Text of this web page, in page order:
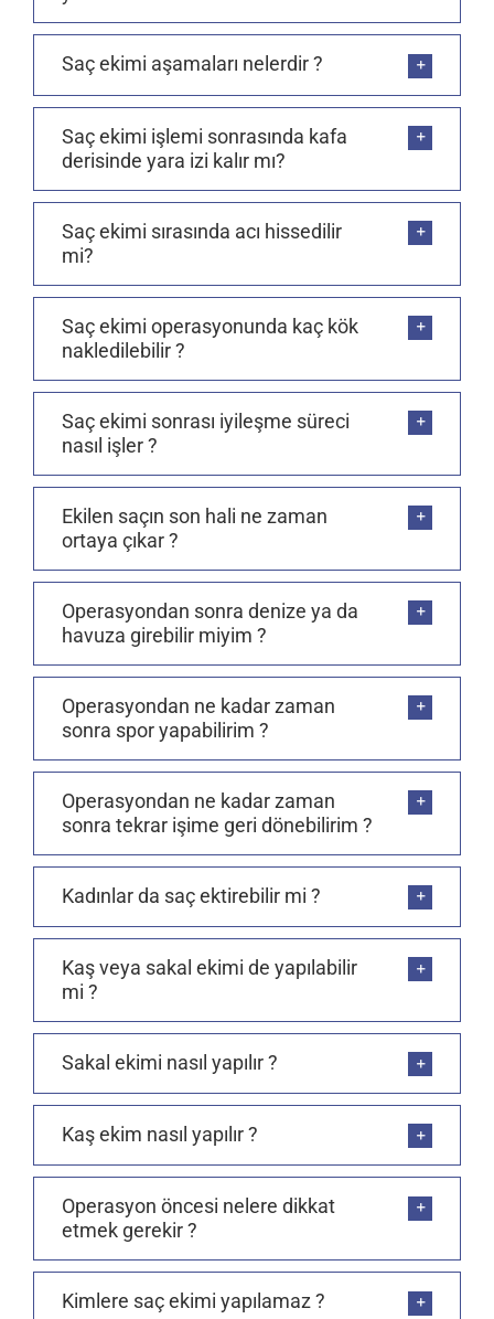
Saç ekimi aşamaları nelerdir ?
Saç ekimi işlemi sonrasında kafa
derisinde yara izi kalır mı?
Saç ekimi sırasında acı hissedilir
mi?
Saç ekimi operasyonunda kaç kök
nakledilebilir ?
Saç ekimi sonrası iyileşme süreci
nasıl işler ?
Ekilen saçın son hali ne zaman
ortaya çıkar ?
Operasyondan sonra denize ya da
havuza girebilir miyim ?
Operasyondan ne kadar zaman
sonra spor yapabilirim ?
Operasyondan ne kadar zaman
sonra tekrar işime geri dönebilirim ?
Kadınlar da saç ektirebilir mi ?
Kaş veya sakal ekimi de yapılabilir
mi ?
Sakal ekimi nasıl yapılır ?
Kaş ekim nasıl yapılır ?
Operasyon öncesi nelere dikkat
etmek gerekir ?
Kimlere saç ekimi yapılamaz ?